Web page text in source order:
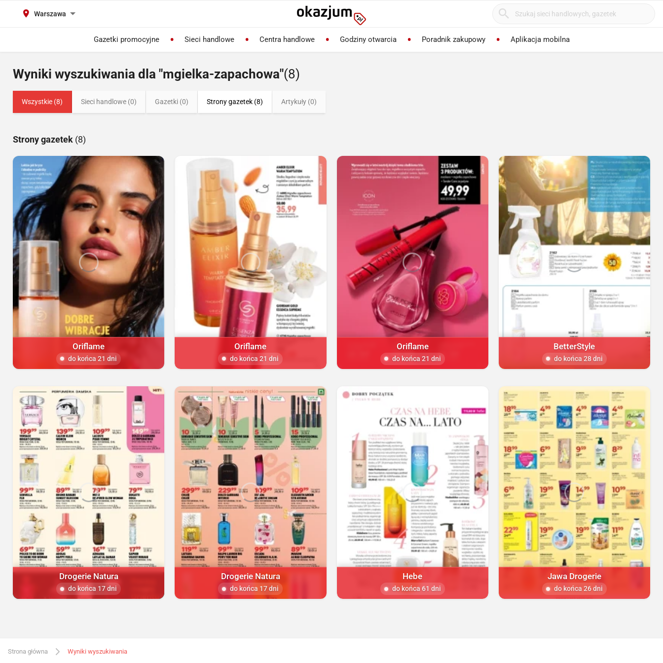
Warszawa
Gazetki promocyjne Sieci handlowe Centra handlowe Godziny otwarcia Poradnik zakupowy Aplikacja mobilna
Wyniki wyszukiwania dla "mgielka-zapachowa"(8)
Wszystkie (8) Sieci handlowe (0) Gazetki (0) Strony gazetek (8) Artykuły (0)
Strony gazetek (8)
Oriflame
do końca 21 dni
Oriflame
do końca 21 dni
Oriflame
do końca 21 dni
BetterStyle
do końca 28 dni
Drogerie Natura
do końca 17 dni
Drogerie Natura
do końca 17 dni
Hebe
do końca 61 dni
Jawa Drogerie
do końca 26 dni
Strona główna Wyniki wyszukiwania